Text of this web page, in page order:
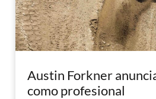
Austin Forkner
como profesional